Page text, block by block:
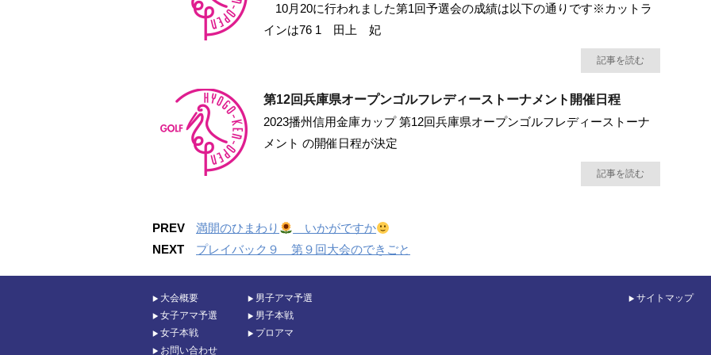
10月20に行われました第1回予選会の成績は以下の通りです※カットラ
インは76 1 田上 妃
記事を読む
第12回兵庫県オープンゴルフレディーストーナメント開催日程
2023播州信用金庫カップ 第12回兵庫県オープンゴルフレディーストーナ
メント の開催日程が決定
記事を読む
PREV 満開のひまわり
いかがですか
NEXT
プレイバック９ 第９回大会のできごと
大会概要
男子アマ予選
女子アマ予選
男子本戦
女子本戦
プロアマ
お問い合わせ
サイトマップ